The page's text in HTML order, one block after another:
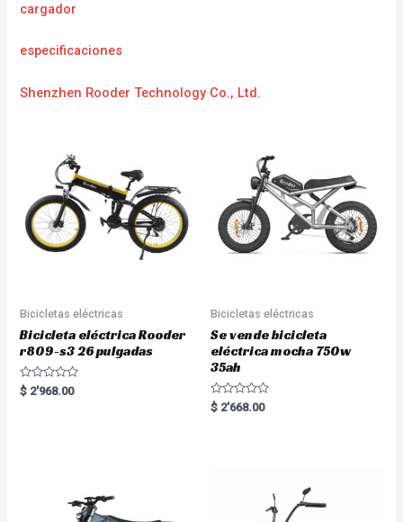
cargador
especificaciones
Shenzhen Rooder Technology Co., Ltd.
Bicicletas eléctricas
Bicicleta eléctrica Rooder
r809-s3 26 pulgadas
R
a
$ 2'968.00
Bicicletas eléctricas
Se vende bicicleta
eléctrica mocha 750w
35ah
R
a
$ 2'668.00